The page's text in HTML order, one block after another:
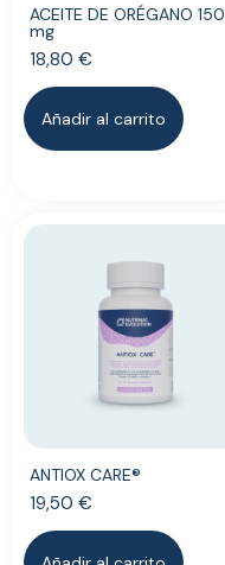
ACEITE DE ORÉGANO 150
mg
18,80 €
Añadir al carrito
ANTIOX CARE®
19,50 €